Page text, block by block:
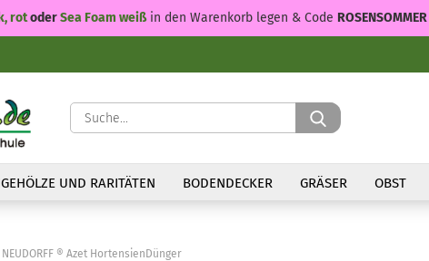
Suche...
rotoderSea Foam weißin den Warenkorb legen & Code ROSENSOMMER
UND RARITÄTEN BODENDECKER GRÄSER OBST
NEUDORFF ® Azet HortensienDünger